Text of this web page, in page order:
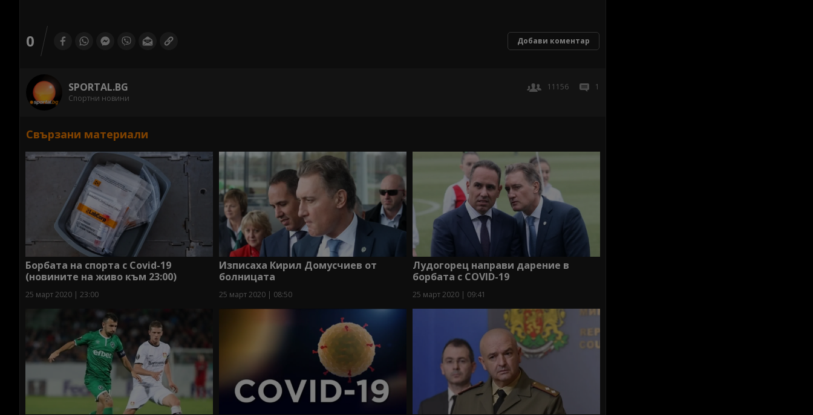
0 Добави коментар
SPORTAL.BG
Спортни новини
11156 1
Свързани материали
Борбата на спорта с Covid-19
(новините на живо към 23:00)
25 март 2020 | 23:00
Изписаха Кирил Домусчиев от
болницата
25 март 2020 | 08:50
Лудогорец направи дарение в
борбата с COVID-19
25 март 2020 | 09:41